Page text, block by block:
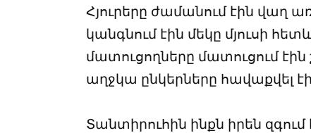
Հյուրերը ժամանում էին վաղ
կանգնում էին մեկը մյուսի
մատուցողները մատուցում
աղջկա ընկերները հավաքվել
Տանտիրուհին ինքն իրեն զգում